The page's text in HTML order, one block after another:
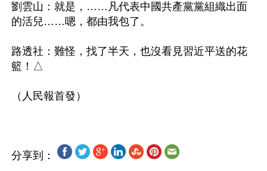
劉雲山：就是，……凡代表中國共產黨黨組織出面
的活兒……嗯，都由我包了。
路透社：難怪，找了半天，也沒看見習近平送的花
籃！△
分享到：